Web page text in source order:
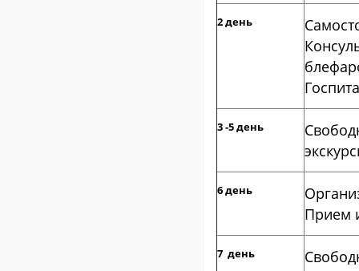
2 день
3 -5 день
6 день
Прием
7 день